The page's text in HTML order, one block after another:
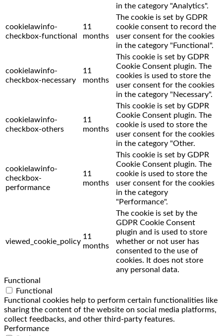
in the category "Analytics".
cookielawinfo-
checkbox-functional
11
months
The cookie is set by GDPR
cookie consent to record the
user consent for the cookies
in the category "Functional".
cookielawinfo-
checkbox-necessary
11
months
This cookie is set by GDPR
Cookie Consent plugin. The
cookies is used to store the
user consent for the cookies
in the category "Necessary".
cookielawinfo-
checkbox-others
11
months
This cookie is set by GDPR
Cookie Consent plugin. The
cookie is used to store the
user consent for the cookies
in the category "Other.
cookielawinfo-
checkbox-
performance
11
months
This cookie is set by GDPR
Cookie Consent plugin. The
cookie is used to store the
user consent for the cookies
in the category
"Performance".
viewed_cookie_policy
11
months
The cookie is set by the
GDPR Cookie Consent
plugin and is used to store
whether or not user has
consented to the use of
cookies. It does not store
any personal data.
Functional
Functional
Functional cookies help to perform certain functionalities like
sharing the content of the website on social media platforms,
collect feedbacks, and other third-party features.
Performance